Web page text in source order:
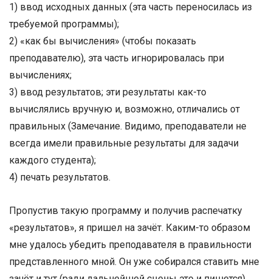
1) ввод исходных данных (эта часть переносилась из
требуемой программы);
2) «как бы вычисления» (чтобы показать
преподавателю), эта часть игнорировалась при
вычислениях;
3) ввод результатов; эти результаты как-то
вычислялись вручную и, возможно, отличались от
правильных (Замечание. Видимо, преподаватели не
всегда имели правильные результаты для задачи
каждого студента);
4) печать результатов.
Пропустив такую программу и получив распечатку
«результатов», я пришел на зачёт. Каким-то образом
мне удалось убедить преподавателя в правильности
представленного мной. Он уже собирался ставить мне